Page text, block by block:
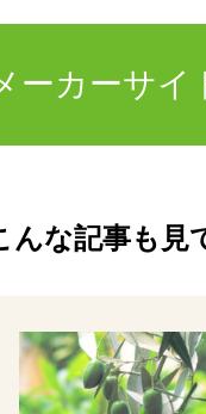
ーカーサイ
んな記事も見